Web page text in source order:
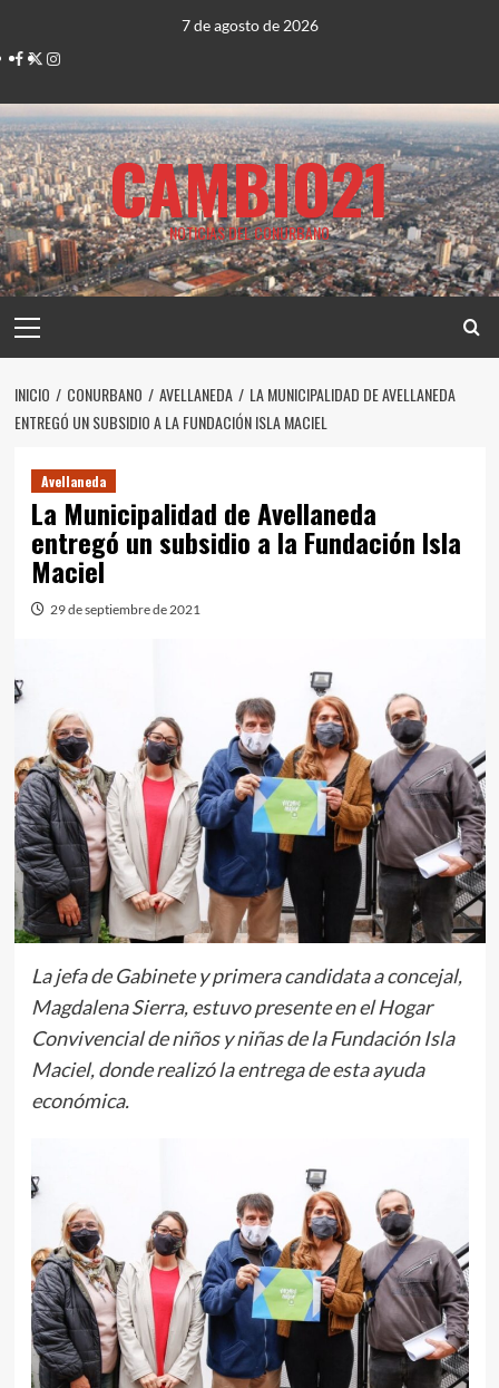
contenido
7 de agosto de 2026
Facebook
TwitterInstagram
CAMBIO21
NOTICIAS DEL CONURBANO
principal
INICIO CONURBANO AVELLANEDA
LA MUNICIPALIDAD DE AVELLANEDA
ENTREGÓ UN SUBSIDIO A LA FUNDACIÓN ISLA MACIEL
Avellaneda
La Municipalidad de Avellaneda
entregó un subsidio a la Fundación Isla
Maciel
29 de septiembre de 2021
La jefa de Gabinete y primera candidata a concejal,
Magdalena Sierra, estuvo presente en el Hogar
Convivencial de niños y niñas de la Fundación Isla
Maciel, donde realizó la entrega de esta ayuda
económica.